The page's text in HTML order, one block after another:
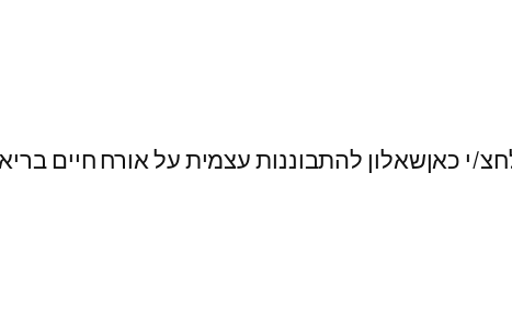
י כאןשאלון להתבוננות עצמית על אורח חיים